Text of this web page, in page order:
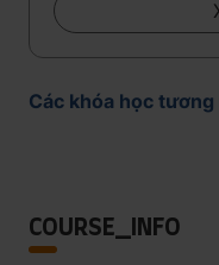
Các khóa học
COURSE_INFO